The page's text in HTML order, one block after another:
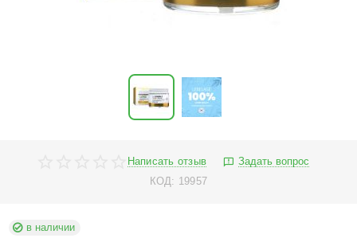
Написать отзыв
Задать вопрос
КОД: 19957
в наличии